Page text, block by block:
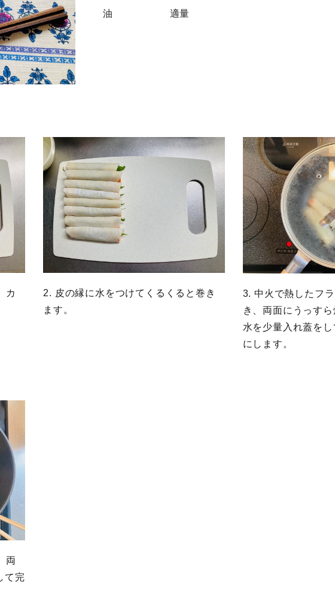
油
適量
カ
2. 皮の縁に水をつけてくるくると巻き
ます。
3. 中火で熱したフ
き、両面にうっすら
水を少量入れ蓋を
にします。
両
て完